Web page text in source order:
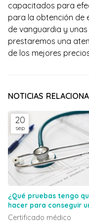
capacitados para
para la obtención de
de vanguardia y
prestaremos una
de los mejores
NOTICIAS
20
sep
¿Qué pruebas tengo
hacer para conseguir
certificado médico?
Certificado médico